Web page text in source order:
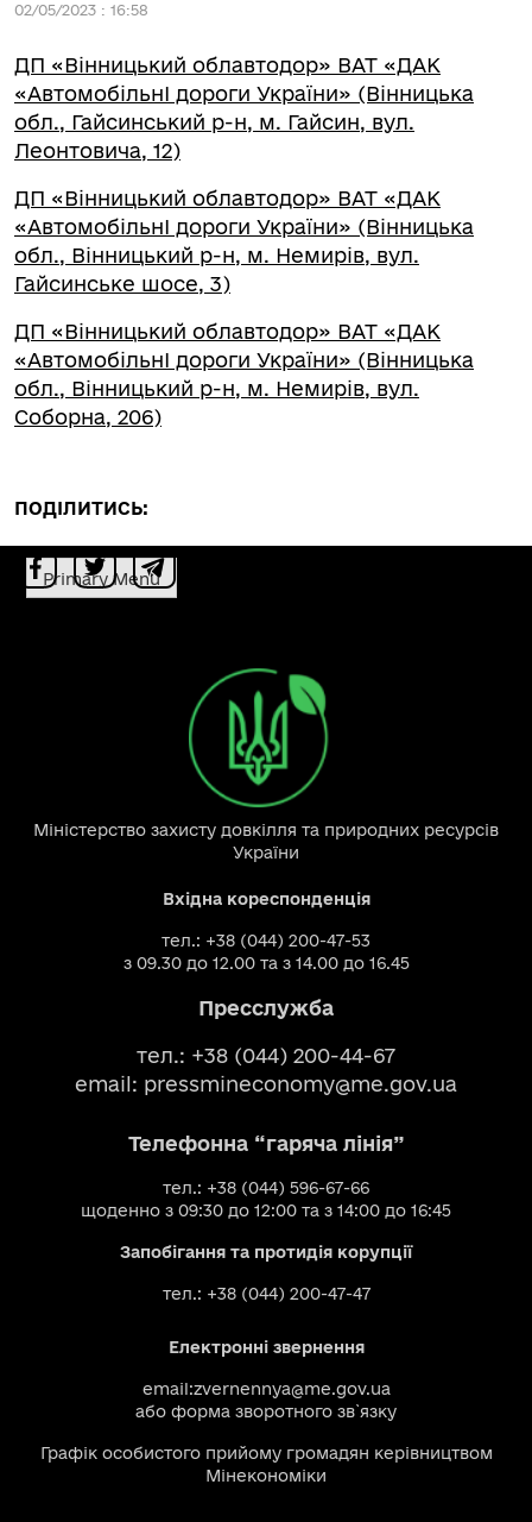
02/05/2023 : 16:58
ДП «Вінницький облавтодор» ВАТ «ДАК
«АвтомобільнІ дороги України» (Вінницька
обл., Гайсинський р-н, м. Гайсин, вул.
Леонтовича, 12)
ДП «Вінницький облавтодор» ВАТ «ДАК
«АвтомобільнІ дороги України» (Вінницька
обл., Вінницький р-н, м. Немирів, вул.
Гайсинське шосе, 3)
ДП «Вінницький облавтодор» ВАТ «ДАК
«АвтомобільнІ дороги України» (Вінницька
обл., Вінницький р-н, м. Немирів, вул.
Соборна, 206)
ПОДІЛИТИСЬ:
Primary Menu
Міністерство захисту довкілля та природних ресурсів
України
Вхідна кореспонденція
тел.: +38 (044) 200-47-53
з 09.30 до 12.00 та з 14.00 до 16.45
Пресслужба
тел.: +38 (044) 200-44-67
email: pressmineconomy@me.gov.ua
Телефонна “гаряча лінія”
тел.: +38 (044) 596-67-66
щоденно з 09:30 до 12:00 та з 14:00 до 16:45
Запобігання та протидія корупції
тел.: +38 (044) 200-47-47
Електронні звернення
email:zvernennya@me.gov.ua
або форма зворотного зв`язку
Графік особистого прийому громадян керівництвом
Мінекономіки